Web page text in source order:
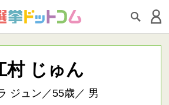
村 じゅん
ジュン／55歳／ 男